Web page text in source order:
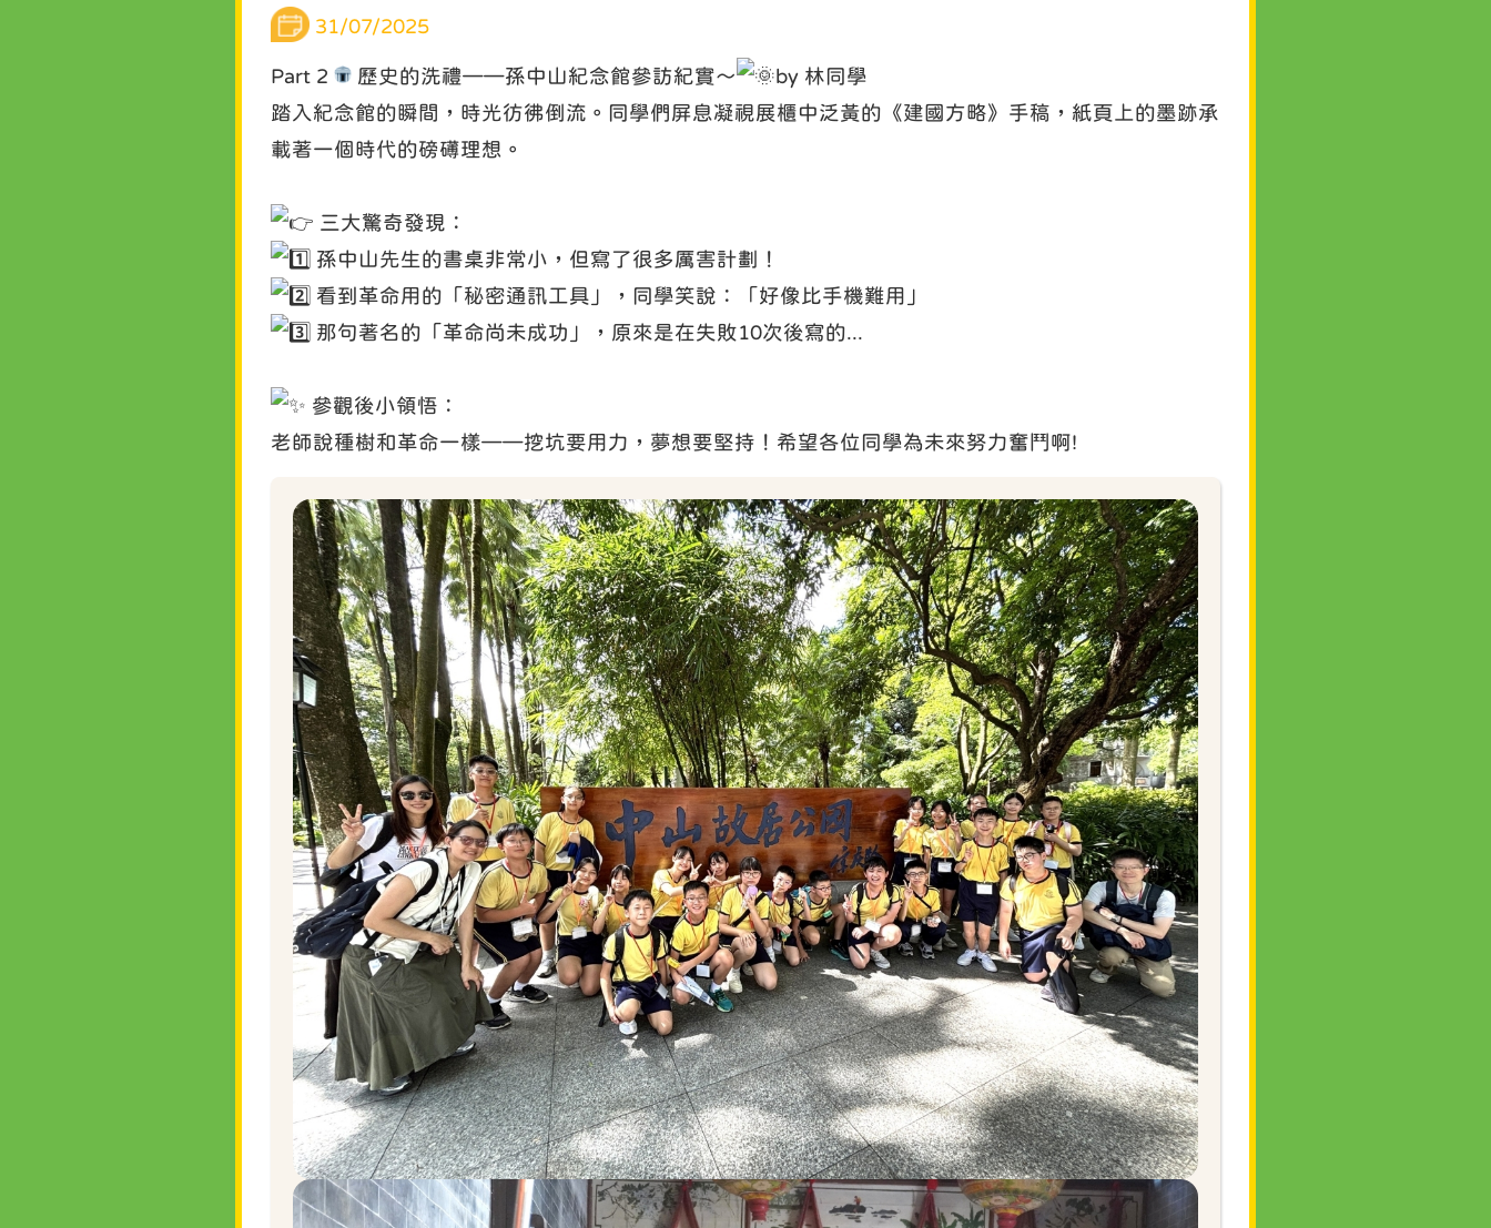
31/07/2025
Part 2 歷史的洗禮——孫中山紀念館參訪紀實～
by 林同學
踏入紀念館的瞬間，時光彷彿倒流。同學們屏息凝視展櫃中泛黃的《建國方略》手稿，紙頁上的墨跡承
載著一個時代的磅礡理想。
三大驚奇發現：
孫中山先生的書桌非常小，但寫了很多厲害計劃！
看到革命用的「秘密通訊工具」，同學笑說：「好像比手機難用」
那句著名的「革命尚未成功」，原來是在失敗10次後寫的...
參觀後小領悟：
老師說種樹和革命一樣——挖坑要用力，夢想要堅持！希望各位同學為未來努力奮鬥啊!